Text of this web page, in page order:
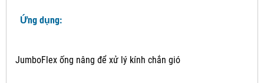
Ứng dụng:
JumboFlex ống nâng để xử lý kính chắn gió